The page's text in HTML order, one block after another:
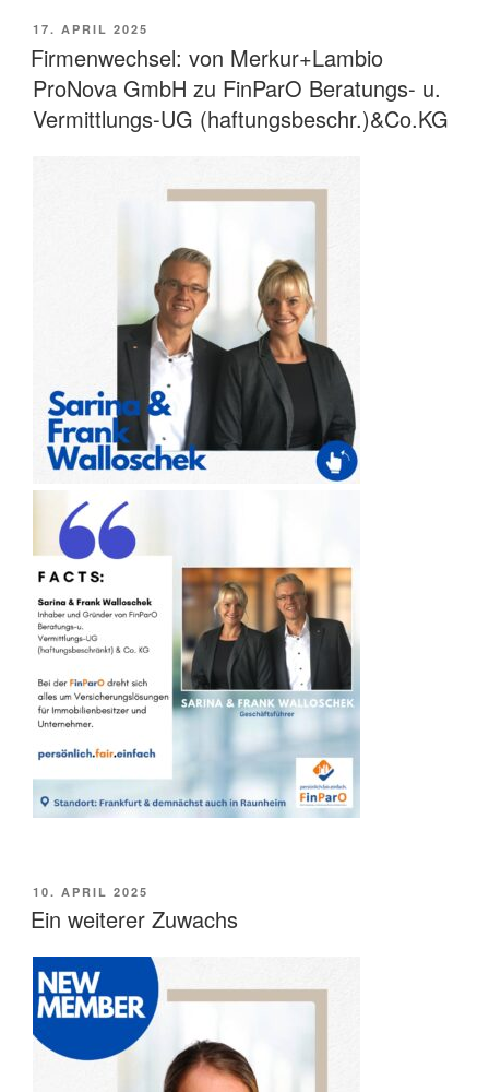
VERÖFFENTLICHT
AM
17. APRIL 2025
Firmenwechsel: von Merkur+Lambio
ProNova GmbH zu FinParO Beratungs- u.
Vermittlungs-UG (haftungsbeschr.)&Co.KG
VERÖFFENTLICHT
AM
10. APRIL 2025
Ein weiterer Zuwachs